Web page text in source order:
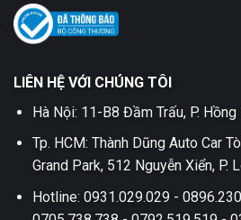
LIÊN HỆ VỚI CHÚNG TÔI
Hà Nội: 11-B8 Đầm Trấu, P. Hồng
Tp. HCM: Thành Dũng Auto Car
Grand Park, 512 Nguyễn Xiển, P.
Hotline: 0931.029.029 -